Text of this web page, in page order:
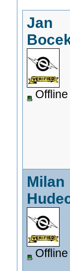
Jan
Offline
Milan
Offline